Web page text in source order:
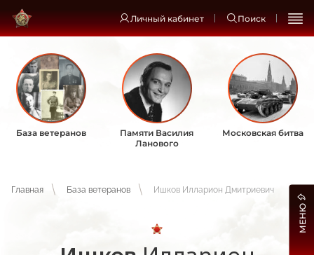
Личный кабинет Поиск
База ветеранов
Памяти Василия
Ланового
Московская битва
Главная База ветеранов Ишков Илларион Дмитриевич
МЕНЮ